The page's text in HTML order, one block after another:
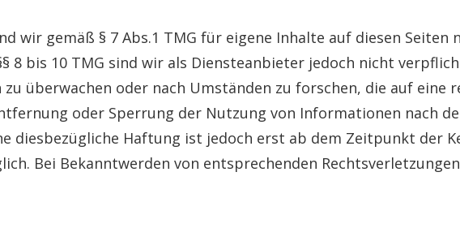
wir gemäß § 7 Abs.1 TMG für eigene Inhalte auf diesen Seiten
8 bis 10 TMG sind wir als Diensteanbieter jedoch nicht
überwachen oder nach Umständen zu forschen, die auf eine
oder Sperrung der Nutzung von Informationen nach
diesbezügliche Haftung ist jedoch erst ab dem Zeitpunkt der
Bei Bekanntwerden von entsprechenden